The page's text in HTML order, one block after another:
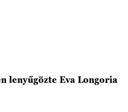
lenyűgözte Eva Longoria